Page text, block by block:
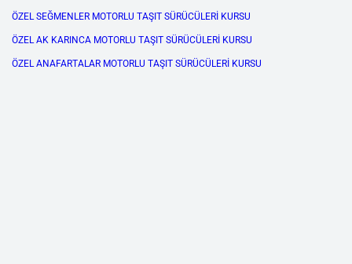
ÖZEL SEĞMENLER MOTORLU TAŞIT SÜRÜCÜLERİ KURSU
ÖZEL AK KARINCA MOTORLU TAŞIT SÜRÜCÜLERİ KURSU
ÖZEL ANAFARTALAR MOTORLU TAŞIT SÜRÜCÜLERİ KURSU